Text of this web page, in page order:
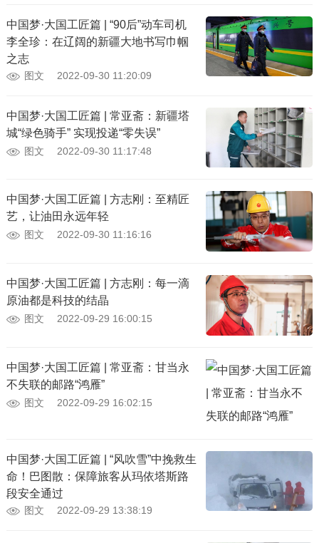
中国梦·大国工匠篇 | “90后”动车司机
李全珍：在辽阔的新疆大地书写巾帼
之志
图文 2022-09-30 11:20:09
中国梦·大国工匠篇 | 常亚斋：新疆塔
城“绿色骑手” 实现投递“零失误”
图文 2022-09-30 11:17:48
中国梦·大国工匠篇 | 方志刚：至精匠
艺，让油田永远年轻
图文 2022-09-30 11:16:16
中国梦·大国工匠篇 | 方志刚：每一滴
原油都是科技的结晶
图文 2022-09-29 16:00:15
中国梦·大国工匠篇 | 常亚斋：甘当永
不失联的邮路“鸿雁”
图文 2022-09-29 16:02:15
中国梦·大国工匠篇 | “风吹雪”中挽救生
命！巴图散：保障旅客从玛依塔斯路
段安全通过
图文 2022-09-29 13:38:19